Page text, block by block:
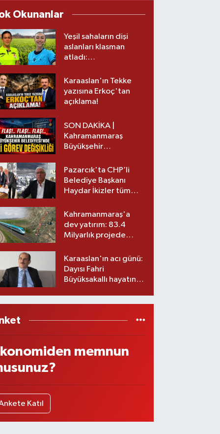
Okunanlar
Yeşil sahaların dişi
aslanları klasman
atladı:
üst lige iki transfer!
Karaaslan'ın Tekke
yazısına Erkoç'tan
açıklama!
SON DAKİKA |
Kahramanmaraş
Büyükşehir
görev değişikliği!
Pazarcık'ta CHP’li
Belediye Başkanı
Haydar İkizler tüm
yeni partisi
Kahramanmaraş'a
dev yatırım: 83.4
Milyarlık projede
Karaaslan'ın acı günü:
Dayısı Fahri
Büyüksakallı hayatını
memnun
Katıl